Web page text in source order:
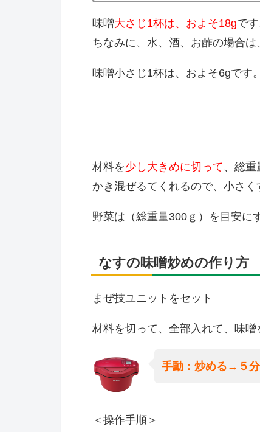
味噌大さじ1杯は、およそ18gで
ちなみに、水、酒、お酢の場合は
味噌小さじ1杯は、およそ6gです
材料を少し大きめに切って 、総
かき混ぜるてくれるので、小さく
野菜は（総重量300ｇ）を目安に
なすの味噌炒めの作り方
まぜ技ユニットをセット
材料を切って、全部入れて、味噌
手動：炒める→５分
＜操作手順＞